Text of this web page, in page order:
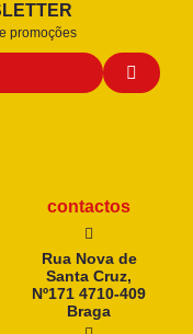
promoções
contactos
Rua Nova de
Santa Cruz,
Nº171 4710-409
Braga